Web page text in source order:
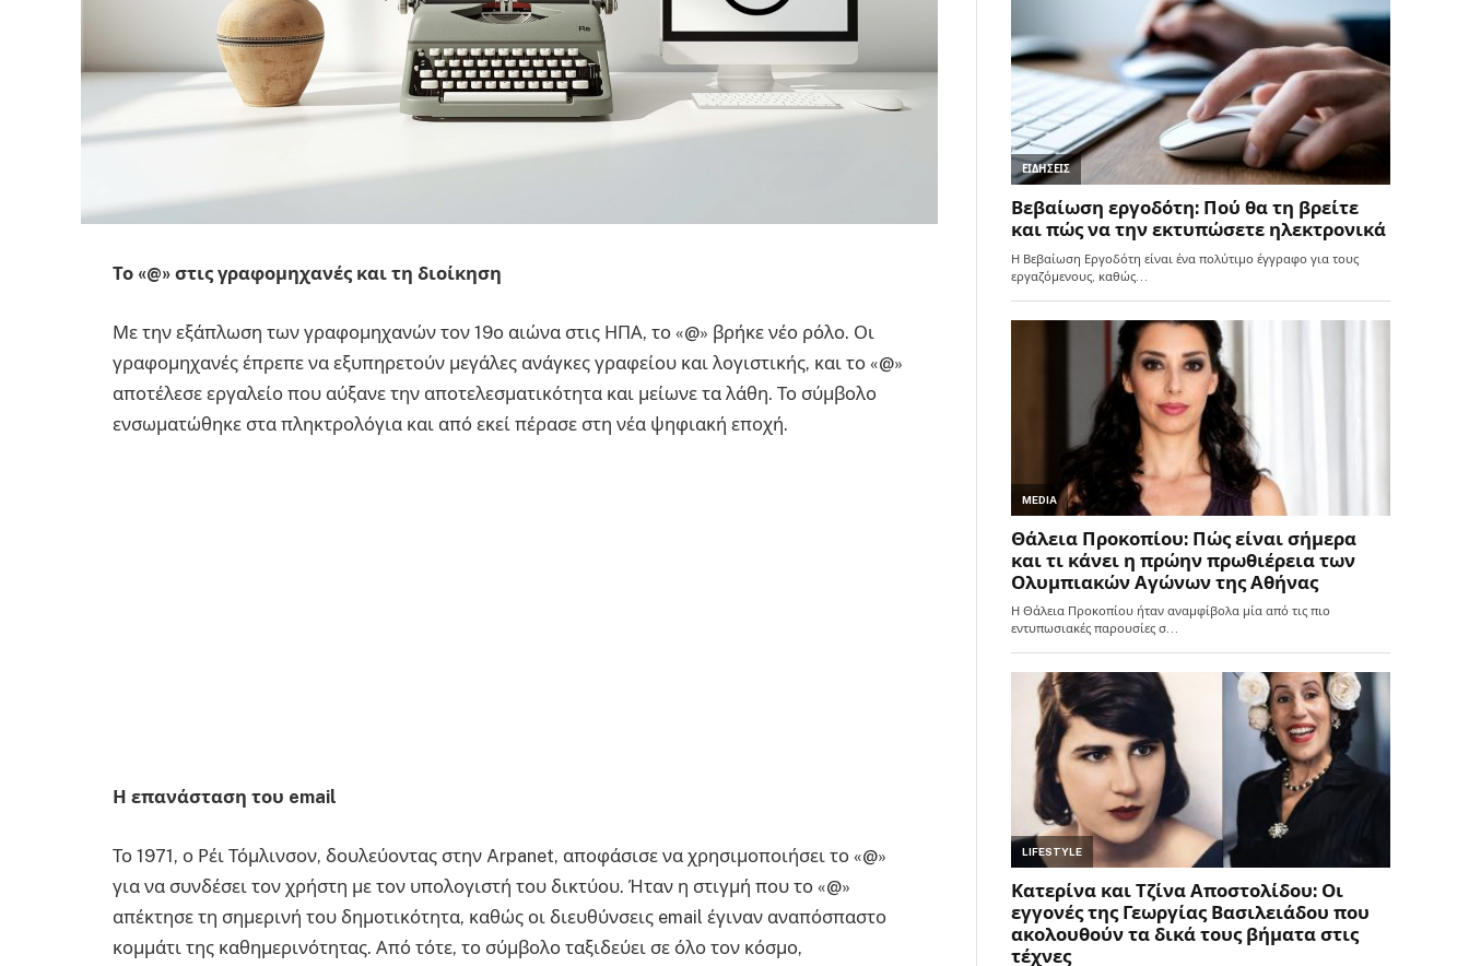
Το «@» στις γραφομηχανές και τη διοίκηση
Με την εξάπλωση των γραφομηχανών τον 19ο αιώνα στις ΗΠΑ, το «@» βρήκε νέο ρόλο. Οι
γραφομηχανές έπρεπε να εξυπηρετούν μεγάλες ανάγκες γραφείου και λογιστικής, και το «@»
αποτέλεσε εργαλείο που αύξανε την αποτελεσματικότητα και μείωνε τα λάθη. Το σύμβολο
ενσωματώθηκε στα πληκτρολόγια και από εκεί πέρασε στη νέα ψηφιακή εποχή.
Η επανάσταση του email
Το 1971, ο Ρέι Τόμλινσον, δουλεύοντας στην Arpanet, αποφάσισε να χρησιμοποιήσει το «@»
για να συνδέσει τον χρήστη με τον υπολογιστή του δικτύου. Ήταν η στιγμή που το «@»
απέκτησε τη σημερινή του δημοτικότητα, καθώς οι διευθύνσεις email έγιναν αναπόσπαστο
κομμάτι της καθημερινότητας. Από τότε, το σύμβολο ταξιδεύει σε όλο τον κόσμο,